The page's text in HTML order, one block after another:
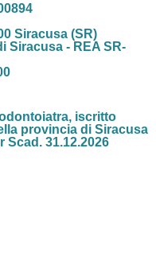
Siracusa (SR)
Siracusa - REA SR-
iscritto
provincia di Siracusa
Scad. 31.12.2026